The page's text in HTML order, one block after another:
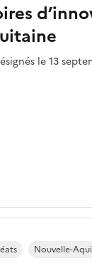
le 13
Nouvelle-